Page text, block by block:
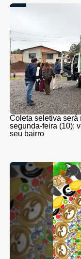
Coleta seletiva será
segunda-feira (10);
seu bairro